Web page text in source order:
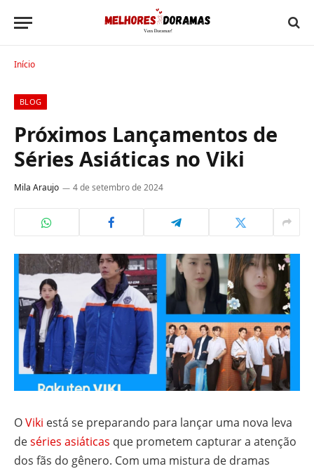
Início
BLOG
Próximos Lançamentos de
Séries Asiáticas no Viki
Mila Araujo 4 de setembro de 2024
OViki está se preparando para lançar uma nova leva
deséries asiáticas que prometem capturar a atenção
dos fãs do gênero. Com uma mistura de dramas